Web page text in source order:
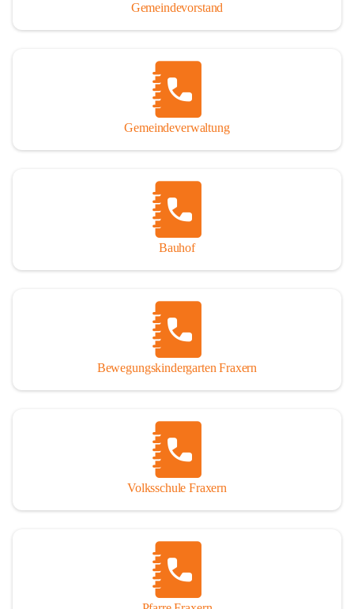
Gemeindevorstand
Gemeindeverwaltung
Bauhof
Bewegungskindergarten Fraxern
Volksschule Fraxern